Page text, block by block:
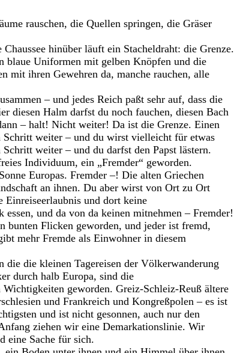
rauschen, die Quellen springen, die Gräser
hinüber läuft ein Stacheldraht: die Grenze.
blaue Uniformen mit gelben Knöpfen und die
mit ihren Gewehren da, manche rauchen, alle
– und jedes Reich paßt sehr auf, dass die
diesen Halm darfst du noch fauchen, diesen Bach
– halt! Nicht weiter! Da ist die Grenze. Einen
weiter – und du wirst vielleicht für etwas
weiter – und du darfst den Papst lästern.
Individuum, ein „Fremder“ geworden.
Europas. Fremder –! Die alten Griechen
an ihnen. Du aber wirst von Ort zu Ort
Einreiseerlaubnis und dort keine
und da von da keinen mitnehmen – Fremder!
bunten Flicken geworden, und jeder ist fremd,
mehr Fremde als Einwohner in diesem
die die kleinen Tagereisen der Völkerwanderung
durch halb Europa, sind die
geworden. Greiz-Schleiz-Reuß ältere
und Frankreich und Kongreßpolen – es ist
und ist nicht gesonnen, auch nur den
ziehen wir eine Demarkationslinie. Wir
eine Sache für sich.